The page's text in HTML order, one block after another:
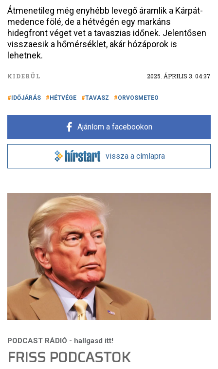
Átmenetileg még enyhébb levegő áramlik a Kárpát-
medence fölé, de a hétvégén egy markáns
hidegfront véget vet a tavaszias időnek. Jelentősen
visszaesik a hőmérséklet, akár hózáporok is
lehetnek.
KIDERÜL 2025. ÁPRILIS 3. 04:37
IDŐJÁRÁS HÉTVÉGE TAVASZ ORVOSMETEO
Ajánlom a facebookon
vissza a címlapra
FRISS PODCASTOK